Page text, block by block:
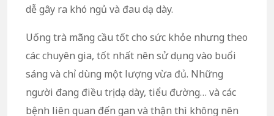
dễ gây ra khó ngủ và đau dạ dày.
Uống trà mãng cầu tốt cho sức khỏe nhưng theo
các chuyên gia, tốt nhất nên sử dụng vào buổi
sáng và chỉ dùng một lượng vừa đủ. Những
người đang điều trị dạ dày, tiểu đường… và các
bệnh liên quan đến gan và thận thì không nên